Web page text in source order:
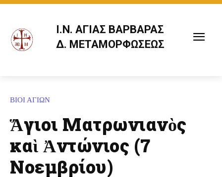
Ι.Ν. ΑΓΙΑΣ ΒΑΡΒΑΡΑΣ
Δ. ΜΕΤΑΜΟΡΦΩΣΕΩΣ
ΒΙΟΙ ΑΓΙΩΝ
Ἅγιοι Ματρωνιανὸς
καὶ Ἀντώνιος (7
Νοεμβρίου)